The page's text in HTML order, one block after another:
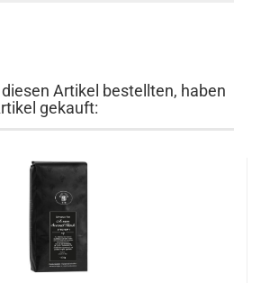
Artikel bestellten, haben
gekauft: